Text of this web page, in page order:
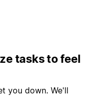
tasks to feel
you down. We'll